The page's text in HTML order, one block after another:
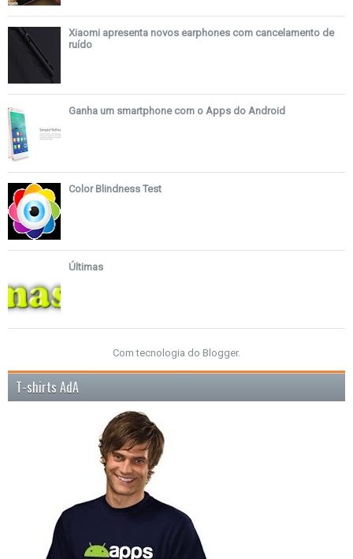
Xiaomi apresenta novos earphones com cancelamento de
ruído
Ganha um smartphone com o Apps do Android
Color Blindness Test
Últimas
Com tecnologia do Blogger.
T-shirts AdA